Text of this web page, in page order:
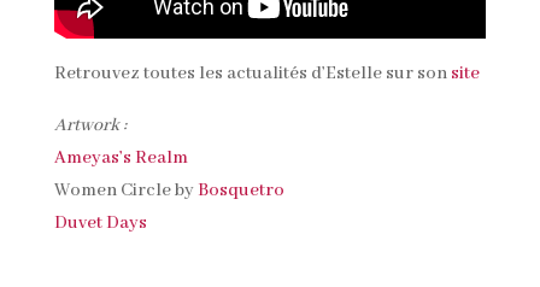
Retrouvez toutes les actualités d’Estelle sur son site
Artwork :
Ameyas’s Realm
Women Circle byBosquetro
Duvet Days